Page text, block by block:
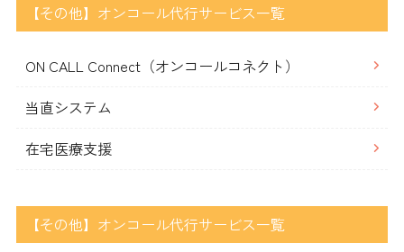
【その他】オンコール代行サービス一覧
ON CALL Connect（オンコールコネクト）
当直システム
在宅医療支援
【その他】オンコール代行サービス一覧